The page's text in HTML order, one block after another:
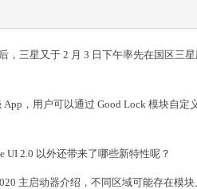
，三星又于 2 月 3 日下午率先在国区三
，用户可以通过 Good Lock 模块自定
UI 2.0 以外还带来了哪些新特性呢？
主启动器介绍，不同区域可能存在模